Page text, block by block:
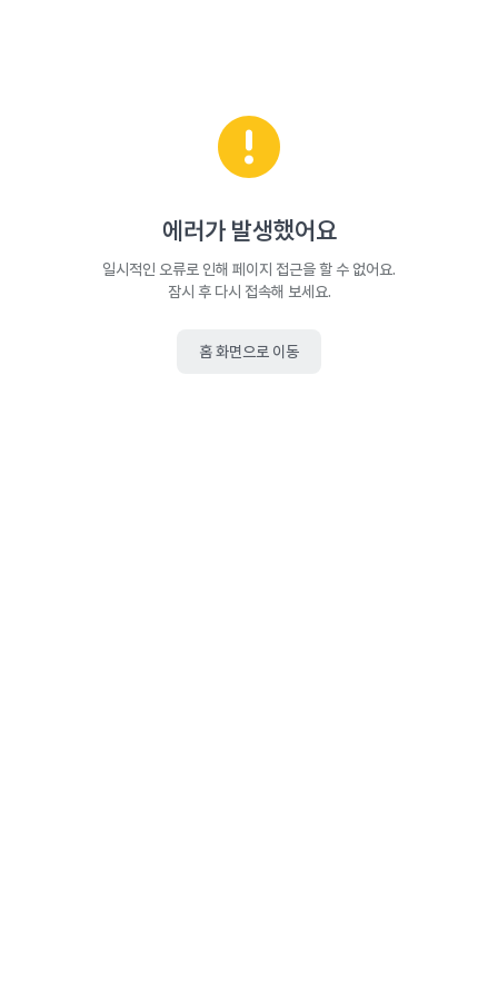
에러가 발생했어요
일시적인 오류로 인해 페이지 접근을 할 수 없어요.
잠시 후 다시 접속해 보세요.
홈 화면으로 이동